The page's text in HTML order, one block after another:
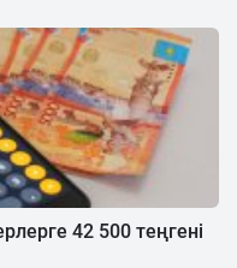
42 500 теңгені